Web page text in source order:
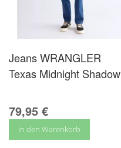
Jeans WRANGLER
Texas Midnight Shadow
79,95 €
In den Warenkorb